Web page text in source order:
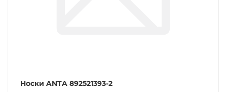
Носки ANTA 892521393-2